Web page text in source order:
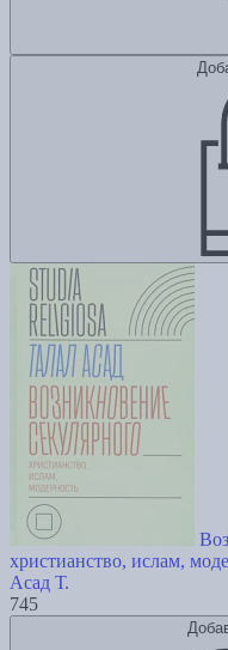
христианство, ислам,
Асад Т.
745